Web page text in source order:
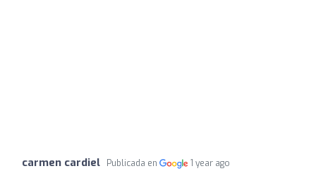
carmen cardiel Publicada en 1 year ago